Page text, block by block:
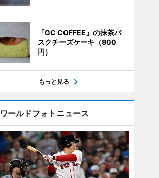
「GC COFFEE」の抹茶バ
スクチーズケーキ（800
円）
もっと見る
ワールドフォトニュース